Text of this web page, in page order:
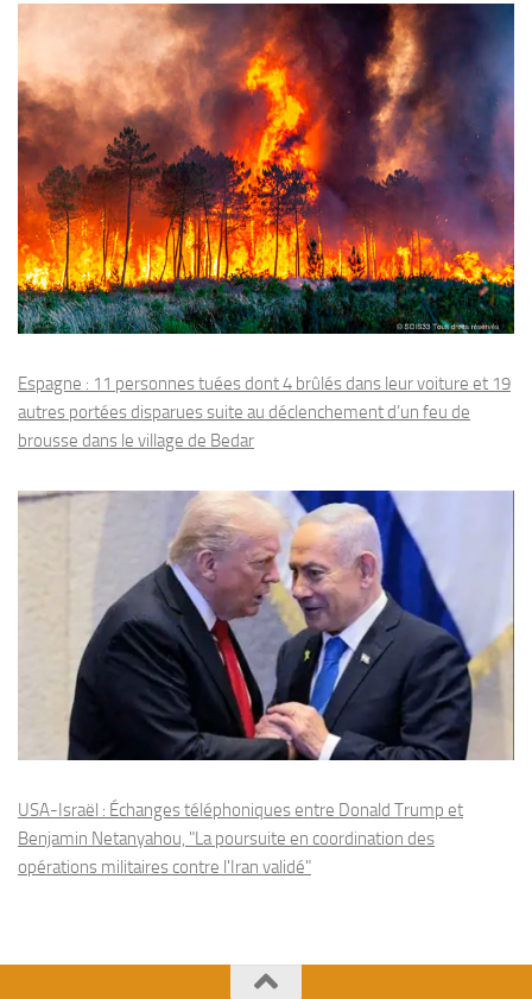
Espagne : 11 personnes tuées dont 4 brûlés dans leur voiture et 19
autres portées disparues suite au déclenchement d’un feu de
brousse dans le village de Bedar
USA-Israël : Échanges téléphoniques entre Donald Trump et
Benjamin Netanyahou, "La poursuite en coordination des
opérations militaires contre l'Iran validé"